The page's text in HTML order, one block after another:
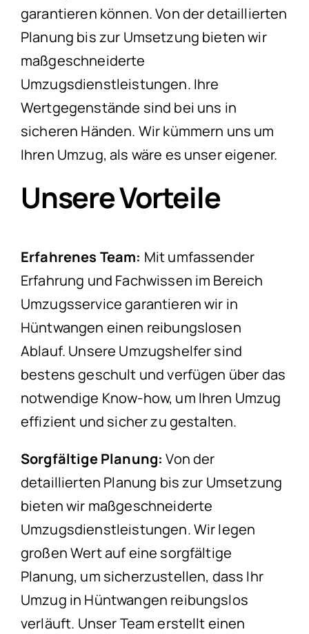
garantieren können. Von der detaillierten
Planung bis zur Umsetzung bieten wir
maßgeschneiderte
Umzugsdienstleistungen. Ihre
Wertgegenstände sind bei uns in
sicheren Händen. Wir kümmern uns um
Ihren Umzug, als wäre es unser eigener.
Unsere Vorteile
Erfahrenes Team: Mit umfassender
Erfahrung und Fachwissen im Bereich
Umzugsservice garantieren wir in
Hüntwangen einen reibungslosen
Ablauf. Unsere Umzugshelfer sind
bestens geschult und verfügen über das
notwendige Know-how, um Ihren Umzug
effizient und sicher zu gestalten.
Sorgfältige Planung: Von der
detaillierten Planung bis zur Umsetzung
bieten wir maßgeschneiderte
Umzugsdienstleistungen. Wir legen
großen Wert auf eine sorgfältige
Planung, um sicherzustellen, dass Ihr
Umzug in Hüntwangen reibungslos
verläuft. Unser Team erstellt einen